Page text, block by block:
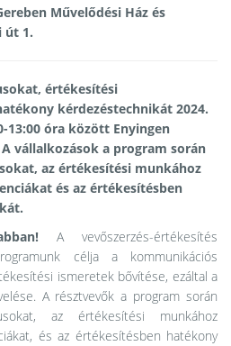
Művelődési Ház és
út 1.
értékesítési
kérdezéstechnikát 2024.
13:00 óra között Enyingen
vállalkozások a program során
az értékesítési munkához
és az értékesítésben
A vevőszerzés-értékesítés
célja a kommunikációs
ismeretek bővítése, ezáltal a
A résztvevők a program során
az értékesítési munkához
és az értékesítésben hatékony